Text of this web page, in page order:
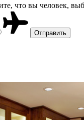
что вы человек,